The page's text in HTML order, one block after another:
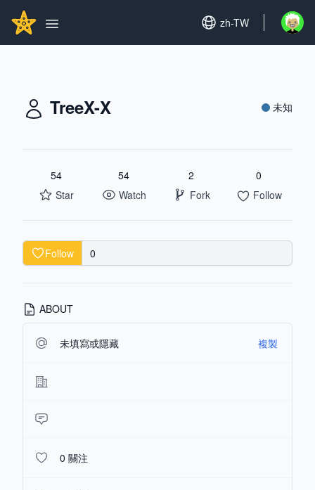
GITHUBSTAR
Open main menu
Set language
zh-TW Open
TreeX-X 未知
54
Star
54
Watch
2
Fork
0
Follow
Follow 0
ABOUT
未填寫或隱藏 複製
0 關注